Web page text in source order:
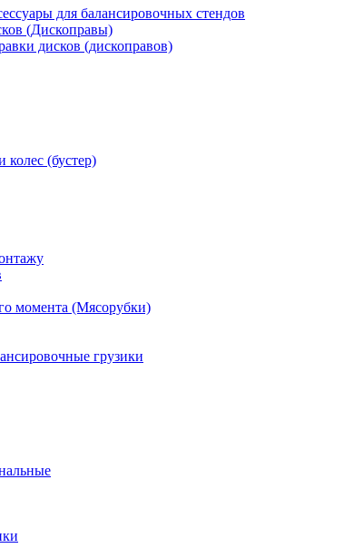
для балансировочных стендов
(Дископравы)
дисков (дископравов)
колес (бустер)
момента (Мясорубки)
грузики